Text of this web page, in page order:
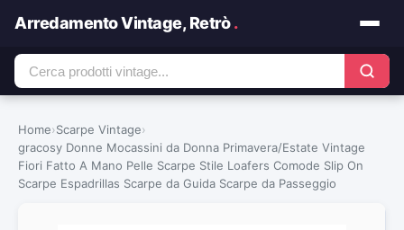
Arredamento Vintage, Retrò.
Home›Scarpe Vintage›
gracosy Donne Mocassini da Donna Primavera/Estate Vintage
Fiori Fatto A Mano Pelle Scarpe Stile Loafers Comode Slip On
Scarpe Espadrillas Scarpe da Guida Scarpe da Passeggio